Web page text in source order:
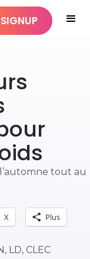
SIGNUP
tout au
X Plus
LD, CLEC